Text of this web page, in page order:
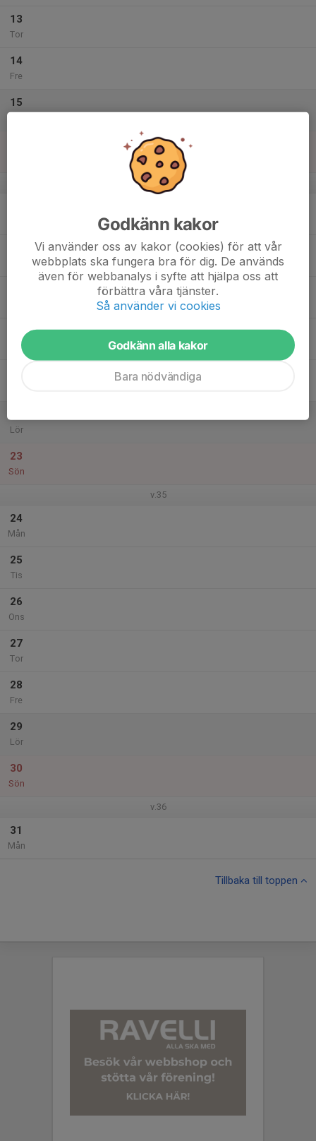
13
Tor
14
Fre
15
v.34
Tor
Lör
23
Sön
v.35
24
Mån
25
Tis
26
Ons
27
Tor
28
Fre
29
Lör
30
Sön
v.36
31
Mån
Tillbaka till toppen
Godkänn kakor
Vi använder oss av kakor (cookies) för att vår
webbplats ska fungera bra för dig. De används
även för webbanalys i syfte att hjälpa oss att
förbättra våra tjänster.
Så använder vi cookies
Godkänn alla kakor
Bara nödvändiga